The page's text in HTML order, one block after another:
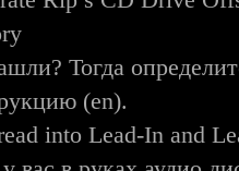
Тогда
(en).
into Lead-In and